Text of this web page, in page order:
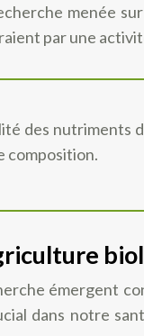
menée
par une
des nutriments
composition.
émergent
dans notre